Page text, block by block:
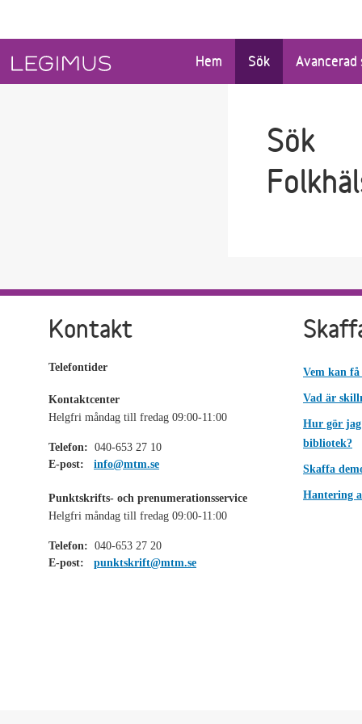
Hem Sök Avancerad
Sök
Kontakt
Telefontider
Kontaktcenter
Helgfri måndag till fredag 09:00-11:00
Telefon: 040-653 27 10
E-post:
info@mtm.se
Punktskrifts- och prenumerationsservice
Helgfri måndag till fredag 09:00-11:00
Telefon: 040-653 27 20
E-post:
punktskrift@mtm.se
Vem kan
Vad är
Hur gör jag
bibliotek?
Skaffa
Hantering